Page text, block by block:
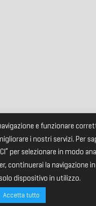
e funzionare
i nostri servizi. Per
per selezionare in modo
continuerai la
dispositivo in utilizzo.
Accetta tutto